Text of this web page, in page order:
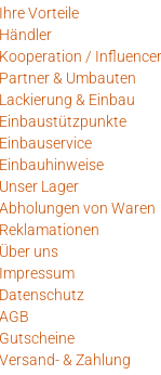
Ihre Vorteile
Händler
Kooperation / Influencer
Partner & Umbauten
Lackierung & Einbau
Einbaustützpunkte
Einbauservice
Einbauhinweise
Unser Lager
Abholungen von Waren
Reklamationen
Über uns
Impressum
Datenschutz
AGB
Gutscheine
Versand- & Zahlung